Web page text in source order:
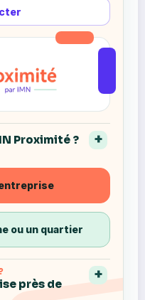
Proximité ?
ou un quartier
près de